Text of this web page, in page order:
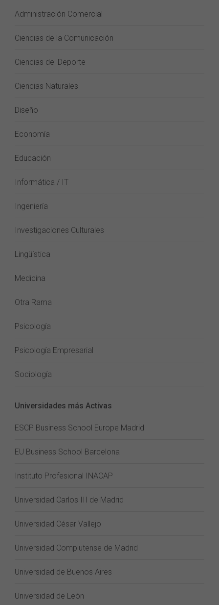
Administración Comercial
Ciencias de la Comunicación
Ciencias del Deporte
Ciencias Naturales
Diseño
Economía
Educación
Informática / IT
Ingeniería
Investigaciones Culturales
Lingüística
Medicina
Otra Rama
Psicología
Psicología Empresarial
Sociología
Universidades más Activas
ESCP Business School Europe Madrid
EU Business School Barcelona
Instituto Profesional INACAP
Universidad Carlos III de Madrid
Universidad César Vallejo
Universidad Complutense de Madrid
Universidad de Buenos Aires
Universidad de León